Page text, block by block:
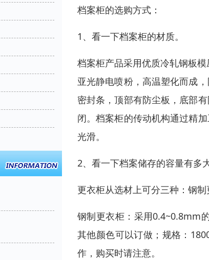
档案柜的选购方式：
1、看一下档案柜的材质。
档案柜产品采用优质冷轧钢板
亚光静电喷粉，高温塑化而成
密封条，顶部有防尘板，底部
闭。档案柜的传动机构通过精
光滑。
2、看一下档案储存的容量有多
更衣柜从选材上可分三种：钢制
钢制更衣柜：采用0.4~0.8mm
其他颜色可以订做；规格：
作，购买时请注意。